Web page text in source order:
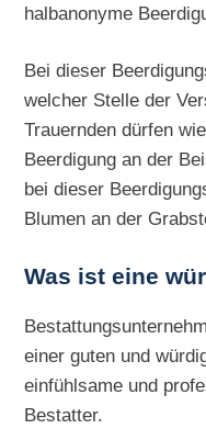
halbanonyme
Bei dieser
welcher Stelle der
Trauernden dürfen
Beerdigung an der
bei dieser
Blumen an der
Was ist eine
einer guten und
einfühlsame und
Bestatter.